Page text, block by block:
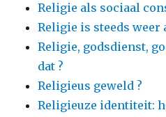
Religie als sociaal
Religie is steeds weer
Religie, godsdienst,
dat ?
Religieus geweld ?
Religieuze identiteit: